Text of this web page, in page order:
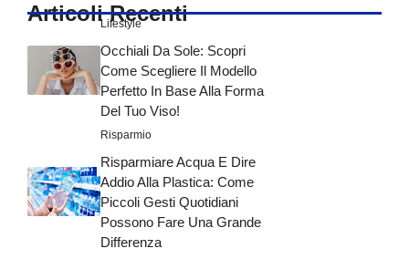
Articoli Recenti
Lifestyle
Occhiali Da Sole: Scopri
Come Scegliere Il Modello
Perfetto In Base Alla Forma
Del Tuo Viso!
Risparmio
Risparmiare Acqua E Dire
Addio Alla Plastica: Come
Piccoli Gesti Quotidiani
Possono Fare Una Grande
Differenza